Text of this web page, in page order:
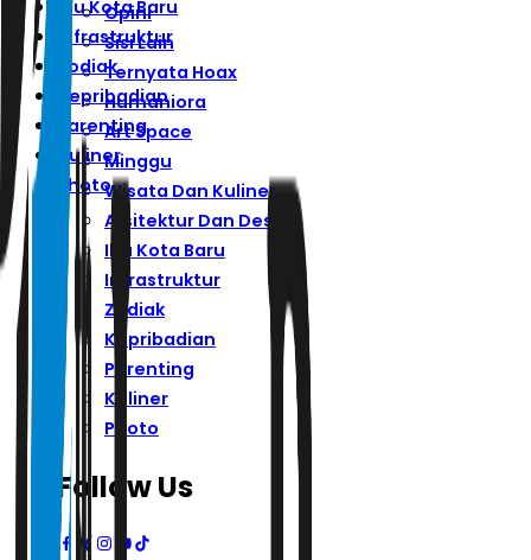
Ibu Kota Baru
Infrastruktur
Zodiak
Kepribadian
Parenting
Kuliner
Photo
Opini
Sisi Lain
Ternyata Hoax
Humaniora
Art Space
Minggu
Wisata Dan Kuliner
Arsitektur Dan Desain
Ibu Kota Baru
Infrastruktur
Zodiak
Kepribadian
Parenting
Kuliner
Photo
Follow Us